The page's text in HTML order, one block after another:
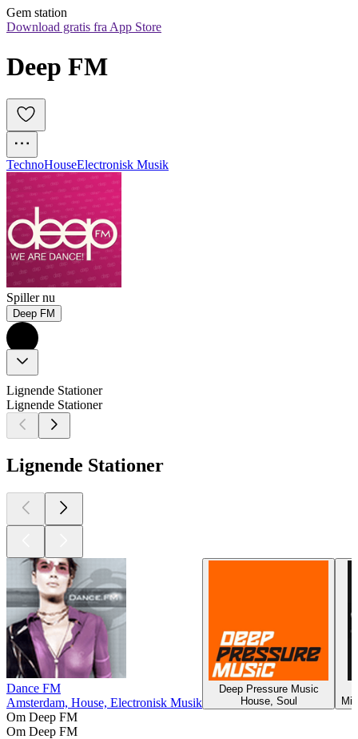
Gem station
Download gratis fra App Store
Deep FM
TechnoHouseElectronisk Musik
Spiller nu
Deep FM
Lignende Stationer
Lignende Stationer
Lignende Stationer
Dance FM
Amsterdam, House, Electronisk Musik
Deep Pressure Music
House, Soul
Om Deep FM
Om Deep FM